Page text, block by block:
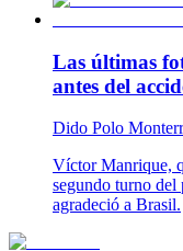
Las últimas
antes del
Dido Polo
Víctor Manrique,
segundo turno
agradeció a Brasil.